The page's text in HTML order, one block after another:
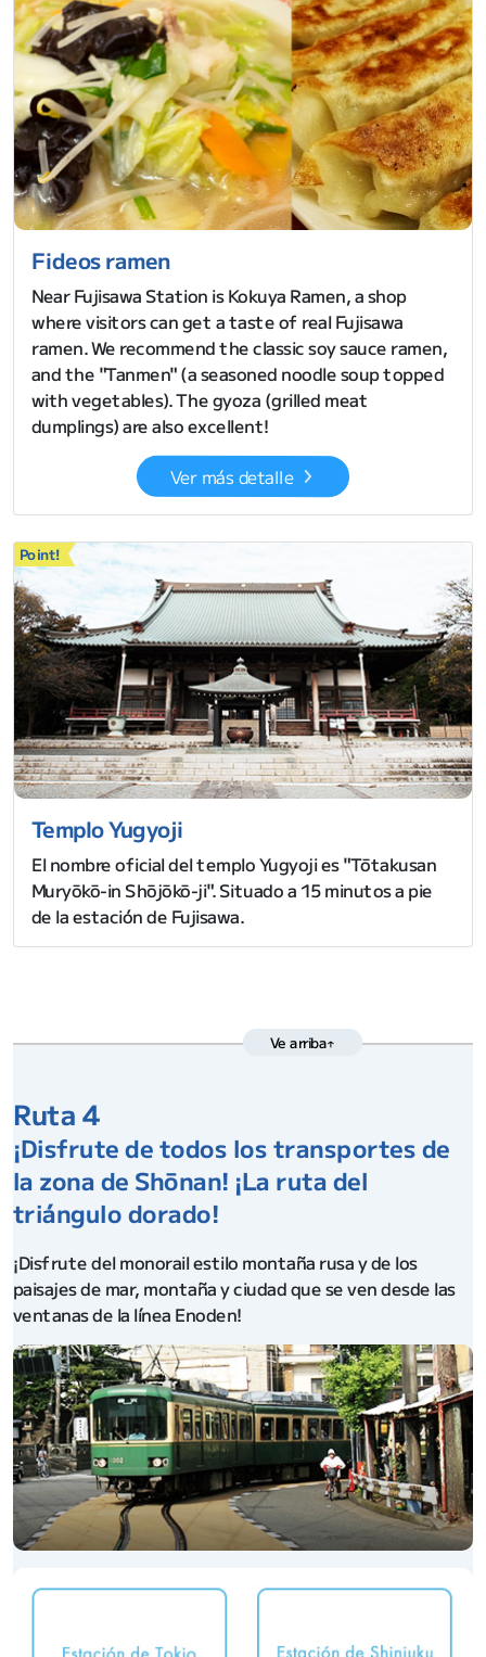
Fideos ramen
Near Fujisawa Station is Kokuya Ramen, a shop
where visitors can get a taste of real Fujisawa
ramen. We recommend the classic soy sauce ramen,
and the "Tanmen" (a seasoned noodle soup topped
with vegetables). The gyoza (grilled meat
dumplings) are also excellent!
Ver más detalle
Point!
Templo Yugyoji
El nombre oficial del templo Yugyoji es "Tōtakusan
Muryōkō-in Shōjōkō-ji". Situado a 15 minutos a pie
de la estación de Fujisawa.
Ve arriba↑
Ruta 4
¡Disfrute de todos los transportes de
la zona de Shōnan! ¡La ruta del
triángulo dorado!
¡Disfrute del monorail estilo montaña rusa y de los
paisajes de mar, montaña y ciudad que se ven desde las
ventanas de la línea Enoden!